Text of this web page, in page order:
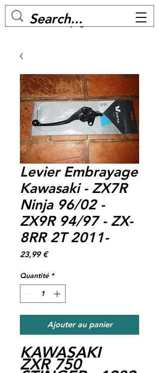
MC BIKE Perpignan
Levier Embrayage
Kawasaki - ZX7R
Ninja 96/02 -
ZX9R 94/97 - ZX-
8RR 2T 2011-
23,99 €Prix
Quantité *
Ajouter au panier
KAWASAKI
ZXR 750